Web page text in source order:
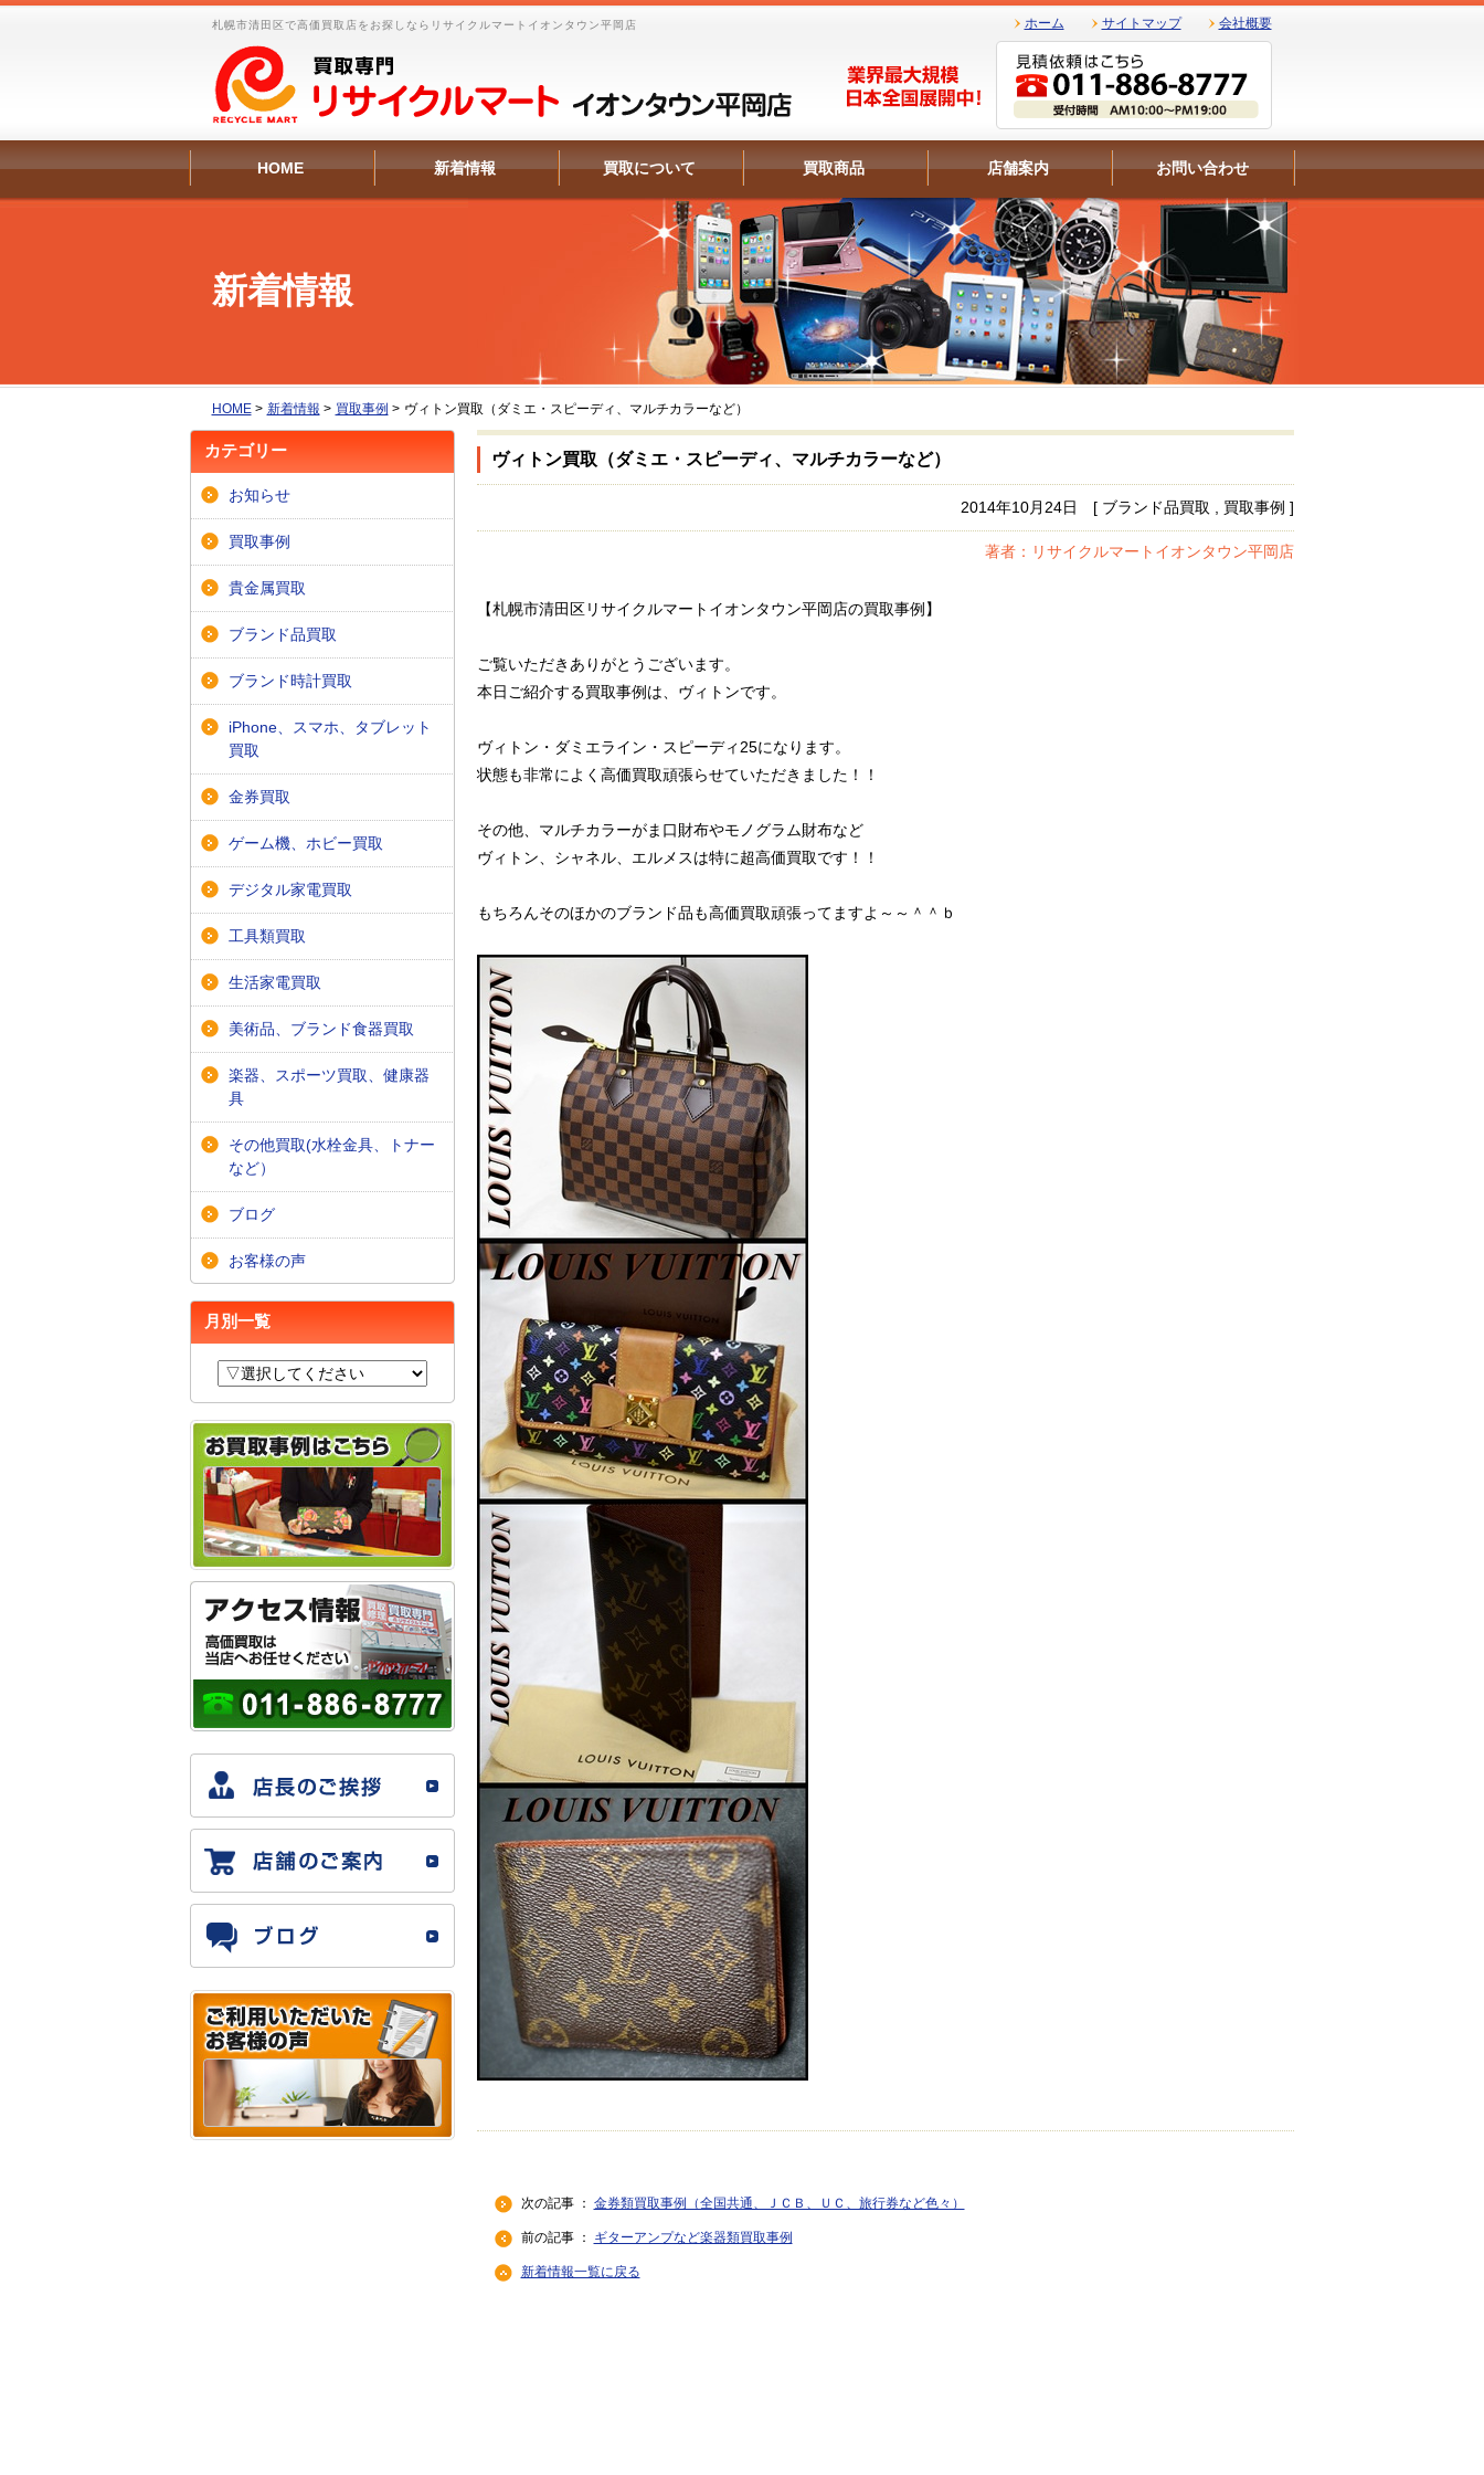
札幌市清田区で高価買取店をお探しならリサイクルマートイオンタウン平岡店 ホーム サイトマップ 会社概要
HOME 新着情報 買取について 買取商品 店舗案内 お問い合わせ
新着情報
HOME> 新着情報 > 買取事例 > ヴィトン買取（ダミエ・スピーディ、マルチカラーなど）
ヴィトン買取（ダミエ・スピーディ、マルチカラーなど）
2014年10月24日 [ ブランド品買取 , 買取事例 ]
著者：リサイクルマートイオンタウン平岡店
【札幌市清田区リサイクルマートイオンタウン平岡店の買取事例】
ご覧いただきありがとうございます。
本日ご紹介する買取事例は、ヴィトンです。
ヴィトン・ダミエライン・スピーディ25になります。
状態も非常によく高価買取頑張らせていただきました！！
その他、マルチカラーがま口財布やモノグラム財布など
ヴィトン、シャネル、エルメスは特に超高価買取です！！
もちろんそのほかのブランド品も高価買取頑張ってますよ～～＾＾ｂ
次の記事 ： 金券類買取事例（全国共通、ＪＣＢ、ＵＣ、旅行券など色々）
前の記事 ： ギターアンプなど楽器類買取事例
新着情報一覧に戻る
カテゴリー
お知らせ
買取事例
貴金属買取
ブランド品買取
ブランド時計買取
iPhone、スマホ、タブレット
買取
金券買取
ゲーム機、ホビー買取
デジタル家電買取
工具類買取
生活家電買取
美術品、ブランド食器買取
楽器、スポーツ買取、健康器
具
その他買取(水栓金具、トナー
など）
ブログ
お客様の声
月別一覧